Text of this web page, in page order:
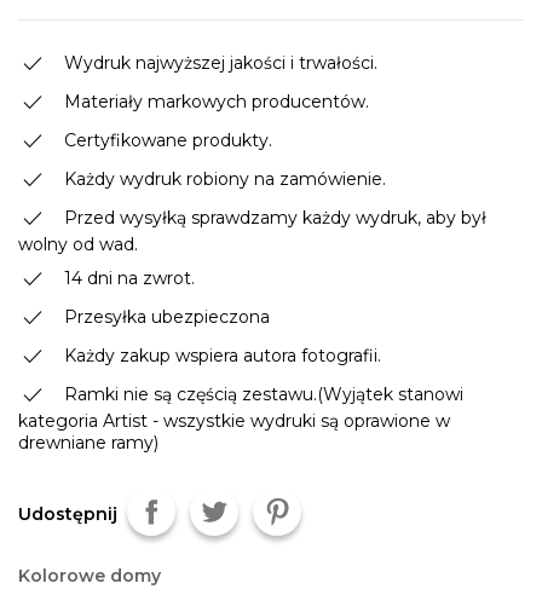
done Wydruk najwyższej jakości i trwałości.
done Materiały markowych producentów.
done Certyfikowane produkty.
done Każdy wydruk robiony na zamówienie.
done
Przed wysyłką sprawdzamy każdy wydruk, aby był
wolny od wad.
done 14 dni na zwrot.
done Przesyłka ubezpieczona
done Każdy zakup wspiera autora fotografii.
done
Ramki nie są częścią zestawu.(Wyjątek stanowi
kategoria Artist - wszystkie wydruki są oprawione w
drewniane ramy)
Udostępnij
Kolorowe domy